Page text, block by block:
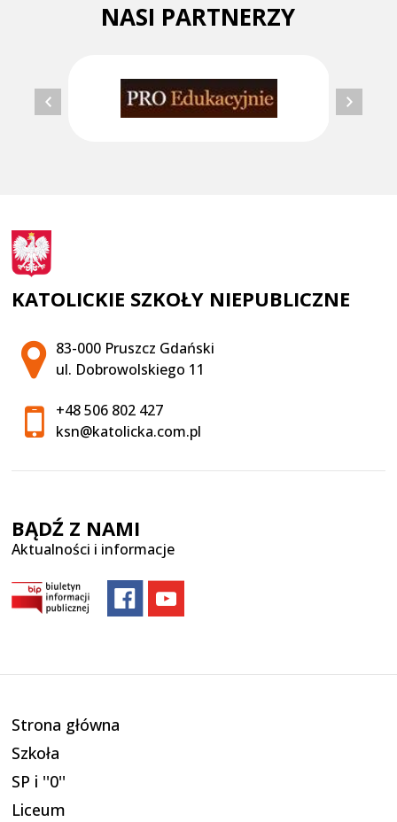
NASI PARTNERZY
KATOLICKIE SZKOŁY NIEPUBLICZNE
Adres pocztowy:
83-000 Pruszcz Gdański
ul. Dobrowolskiego 11
+48 506 802 427
ksn@katolicka.com.pl
BĄDŹ Z NAMI
Aktualności i informacje
Strona główna
Szkoła
SP i ''0''
Liceum